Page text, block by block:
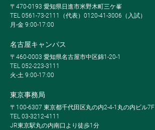
〒470-0193 愛知県日進市米野木町三ケ峯
TEL 0561-73-2111（代表）0120-41-3006（入試）
月-金 9:00-17:00
名古屋キャンパス
〒460-0003 愛知県名古屋市中区錦1-20-1
TEL 052-223-3111
火-土 9:00-17:00
東京事務局
〒100-6307 東京都千代田区丸の内2-4-1丸の内ビル7F
TEL 03-3212-4111
JR東京駅丸の内南口より徒歩1分